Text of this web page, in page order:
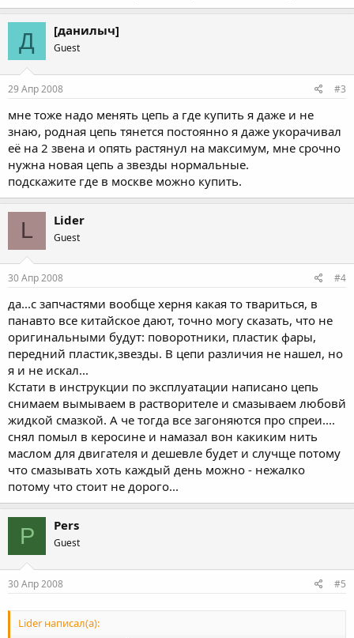
Д [данилыч]
Guest
29 Апр 2008 #3
мне тоже надо менять цепь а где купить я даже и не
знаю, родная цепь тянется постоянно я даже укорачивал
её на 2 звена и опять растянул на максимум, мне срочно
нужна новая цепь а звезды нормальные.
подскажите где в москве можно купить.
L Lider
Guest
30 Апр 2008 #4
да...с запчастями вообще херня какая то твариться, в
панавто все китайское дают, точно могу сказать, что не
оригинальными будут: поворотники, пластик фары,
передний пластик,звезды. В цепи различия не нашел, но
я и не искал...
Кстати в инструкции по эксплуатации написано цепь
снимаем вымываем в растворителе и смазываем любовй
жидкой смазкой. А че тогда все загоняются про спреи....
снял помыл в керосине и намазал вон какиким нить
маслом для двигателя и дешевле будет и случще потому
что смазывать хоть каждый день можно - нежалко
потому что стоит не дорого...
P Pers
Guest
30 Апр 2008 #5
Lider написал(а):